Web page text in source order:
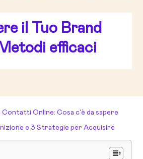
il Tuo Brand
efficaci
Online: Cosa c'è da sapere
e 3 Strategie per Acquisire